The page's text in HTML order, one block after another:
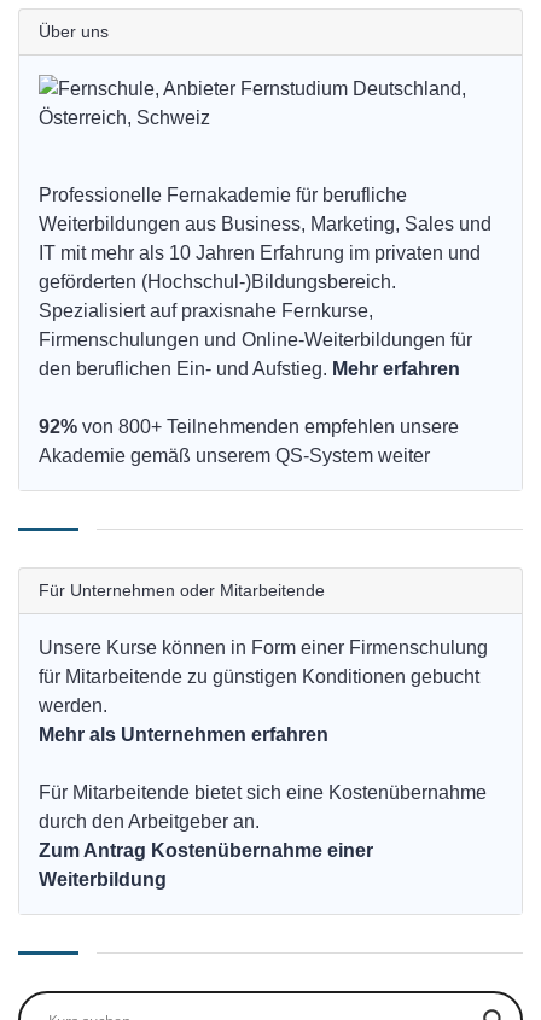
Über uns
Professionelle Fernakademie für berufliche
Weiterbildungen aus Business, Marketing, Sales und
IT mit mehr als 10 Jahren Erfahrung im privaten und
geförderten (Hochschul-)Bildungsbereich.
Spezialisiert auf praxisnahe Fernkurse,
Firmenschulungen und Online-Weiterbildungen für
den beruflichen Ein- und Aufstieg. Mehr erfahren
92% von 800+ Teilnehmenden empfehlen unsere
Akademie gemäß unserem QS-System weiter
Für Unternehmen oder Mitarbeitende
Unsere Kurse können in Form einer Firmenschulung
für Mitarbeitende zu günstigen Konditionen gebucht
werden.
Mehr als Unternehmen erfahren
Für Mitarbeitende bietet sich eine Kostenübernahme
durch den Arbeitgeber an.
Zum Antrag Kostenübernahme einer
Weiterbildung